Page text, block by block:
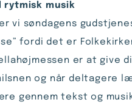
rytmisk musik
vi søndagens
fordi det er
er at
og når deltagere
gennem tekst og